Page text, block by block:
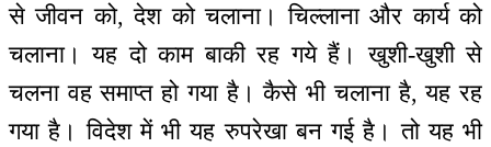
से जीवन को, देश को चलाना। चिल्लाना और कार्य को
चलाना। यह दो काम बाकी रह गये हैं। खुशी-खुशी से
चलना वह समाप्त हो गया है। कैसे भी चलाना है, यह रह
गया है। विदेश में भी यह रुपरेखा बन गई है। तो यह भी